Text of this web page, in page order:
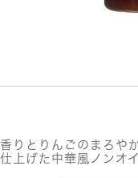
りとりんごのまろや
上げた中華風ノンオ